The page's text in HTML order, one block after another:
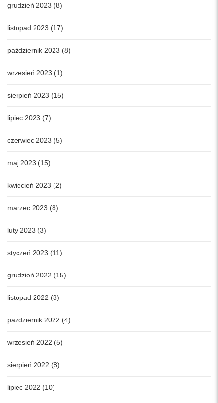
grudzień 2023 (8)
listopad 2023 (17)
październik 2023 (8)
wrzesień 2023 (1)
sierpień 2023 (15)
lipiec 2023 (7)
czerwiec 2023 (5)
maj 2023 (15)
kwiecień 2023 (2)
marzec 2023 (8)
luty 2023 (3)
styczeń 2023 (11)
grudzień 2022 (15)
listopad 2022 (8)
październik 2022 (4)
wrzesień 2022 (5)
sierpień 2022 (8)
lipiec 2022 (10)